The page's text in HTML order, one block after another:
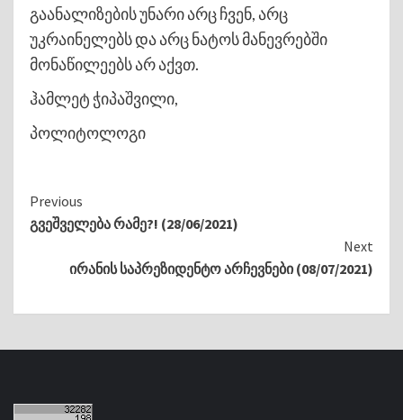
გაანალიზების უნარი არც ჩვენ, არც
უკრაინელებს და არც ნატოს მანევრებში
მონაწილეებს არ აქვთ.
ჰამლეტ ჭიპაშვილი,
პოლიტოლოგი
Continue
Reading
Previous
გვეშველება რამე?! (28/06/2021)
Next
ირანის საპრეზიდენტო არჩევნები (08/07/2021)